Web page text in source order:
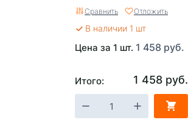
Сравнить Отложить
В наличии 1 шт
Цена за 1 шт. 1 458 руб.
Итого: 1 458 руб.